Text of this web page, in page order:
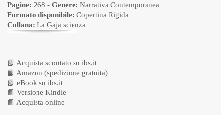
Pagine: 268 - Genere: Narrativa Contemporanea
Formato disponibile: Copertina Rigida
Collana: La Gaja scienza
📗 Acquista scontato su ibs.it
📙 Amazon (spedizione gratuita)
📗 eBook su ibs.it
📙 Versione Kindle
📙 Acquista online